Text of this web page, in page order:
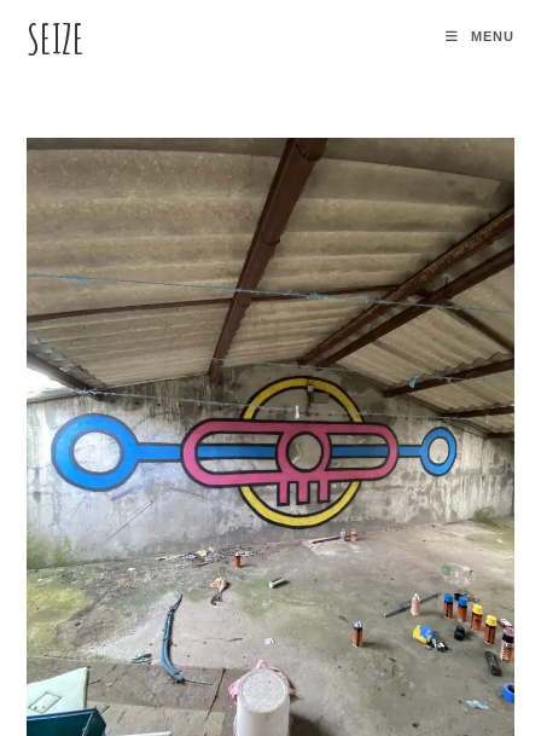
SEIZE MENU